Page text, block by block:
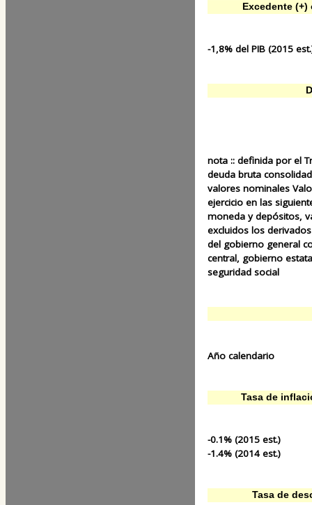
Excedente
-1,8% del PIB (2015
nota :: definida por el
deuda bruta
valores nominales
ejercicio en las
moneda y depósitos,
excluidos los
del gobierno general
central, gobierno
seguridad social
Año calendario
Tasa de
-0.1% (2015 est.)
-1.4% (2014 est.)
Tasa de